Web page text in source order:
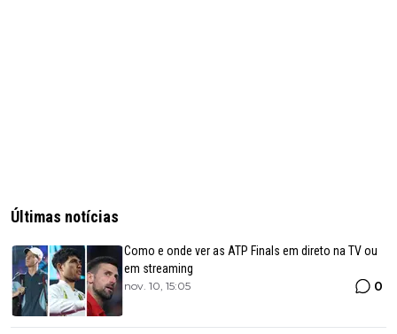
Últimas notícias
Como e onde ver as ATP Finals em direto na TV ou
em streaming
nov. 10, 15:05 0